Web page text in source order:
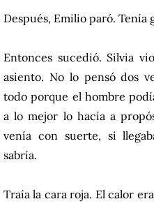
Después, Emilio paró. Tenía
Entonces sucedió. Silvia
asiento. No lo pensó dos
todo porque el hombre
a lo mejor lo hacía a
venía con suerte, si
sabría.
Traía la cara roja. El calor